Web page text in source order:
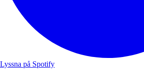
Lyssna på Spotify